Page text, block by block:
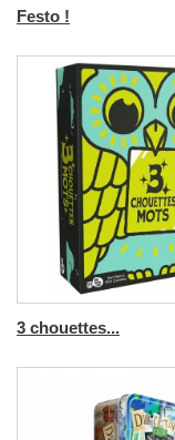
Festo !
3 chouettes...